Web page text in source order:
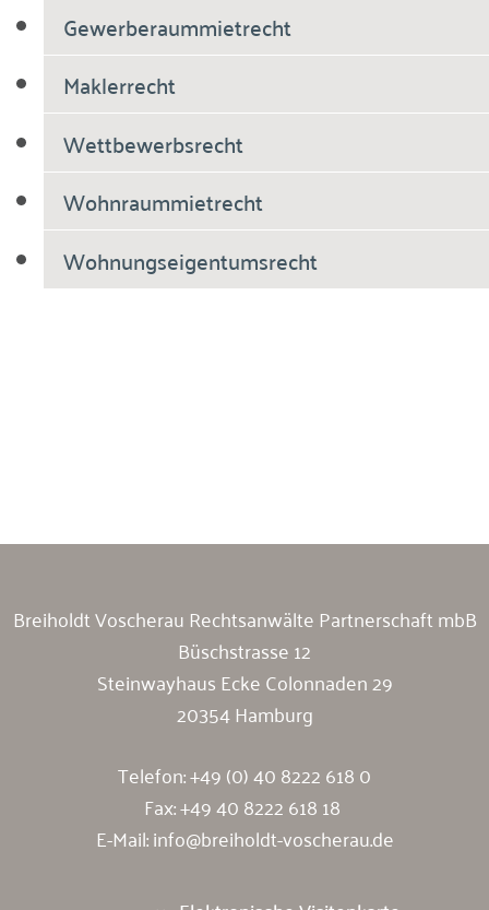
Gewerberaummietrecht
Maklerrecht
Wettbewerbsrecht
Wohnraummietrecht
Wohnungseigentumsrecht
Breiholdt Voscherau Rechtsanwälte Partnerschaft mbB
Büschstrasse 12
Steinwayhaus Ecke Colonnaden 29
20354 Hamburg
Telefon:+49 (0) 40 8222 618 0
Fax: +49 40 8222 618 18
E-Mail:info@breiholdt-voscherau.de